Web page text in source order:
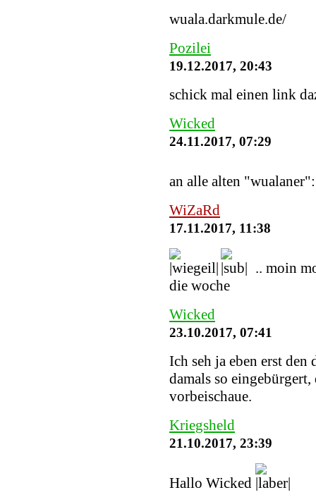
wuala.darkmule.de/
Pozilei
19.12.2017, 20:43
schick mal einen link
Wicked
24.11.2017, 07:29
an alle alten
WiZaRd
17.11.2017, 11:38
.. moin
die woche
Wicked
23.10.2017, 07:41
Ich seh ja eben erst den
damals so
vorbeischaue.
Kriegsheld
21.10.2017, 23:39
Hallo Wicked